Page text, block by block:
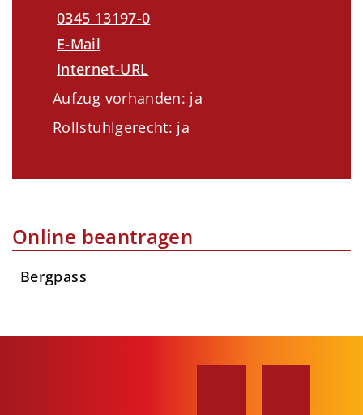
0345 13197-0
E-Mail
Internet-URL
Aufzug vorhanden: ja
Rollstuhlgerecht: ja
Online beantragen
Bergpass